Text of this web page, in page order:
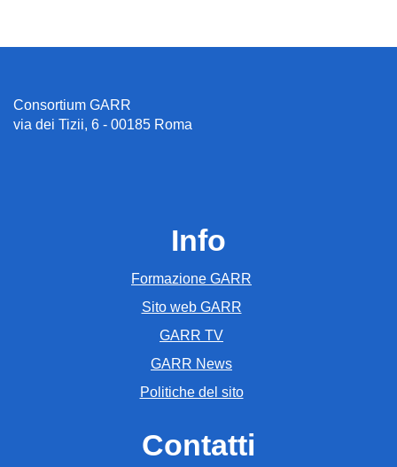
Consortium GARR
via dei Tizii, 6 - 00185 Roma
Info
Formazione GARR
Sito web GARR
GARR TV
GARR News
Politiche del sito
Contatti